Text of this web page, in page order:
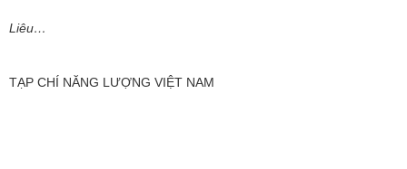
Liêu…
TẠP CHÍ NĂNG LƯỢNG VIỆT NAM